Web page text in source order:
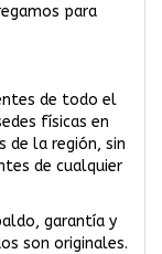
para
de todo el
físicas en
de la región, sin
de cualquier
garantía y
son originales.